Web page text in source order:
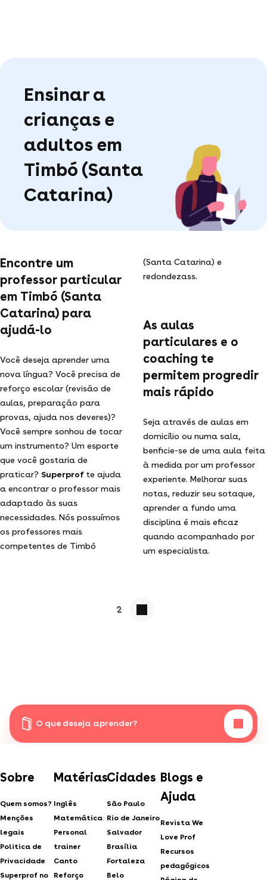
Ensinar a
crianças e
adultos em
Timbó (Santa
Catarina)
Encontre um
professor particular
em Timbó (Santa
Catarina) para
ajudá-lo
Você deseja aprender uma
nova língua? Você precisa de
reforço escolar (revisão de
aulas, preparação para
provas, ajuda nos deveres)?
Você sempre sonhou de tocar
um instrumento? Um esporte
que você gostaria de
praticar? Superprof te ajuda
a encontrar o professor mais
adaptado às suas
necessidades. Nós possuímos
os professores mais
competentes de Timbó
(Santa Catarina) e
redondezass.
As aulas
particulares e o
coaching te
permitem progredir
mais rápido
Seja através de aulas em
domicílio ou numa sala,
benficie-se de uma aula feita
à medida por um professor
experiente. Melhorar suas
notas, reduzir seu sotaque,
aprender a fundo uma
disciplina é mais eficaz
quando acompanhado por
um especialista.
2
O que deseja aprender?
Sobre
Quem somos?
Menções
legais
Politica de
Privacidade
Superprof no
Matérias
Inglês
Matemática
Personal
trainer
Canto
Reforço
Cidades
São Paulo
Rio de Janeiro
Salvador
Brasília
Fortaleza
Belo
Blogs e
Ajuda
Revista We
Love Prof
Recursos
pedagógicos